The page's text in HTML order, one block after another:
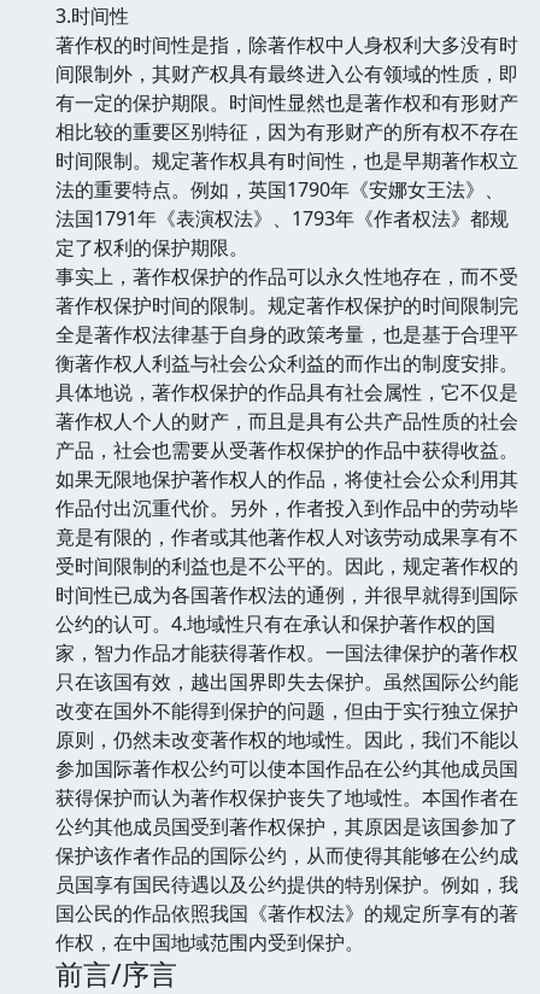
3.时间性
著作权的时间性是指，除著作权中人身权利大多没有时
间限制外，其财产权具有最终进入公有领域的性质，即
有一定的保护期限。时间性显然也是著作权和有形财产
相比较的重要区别特征，因为有形财产的所有权不存在
时间限制。规定著作权具有时间性，也是早期著作权立
法的重要特点。例如，英国1790年《安娜女王法》、
法国1791年《表演权法》、1793年《作者权法》都规
定了权利的保护期限。
事实上，著作权保护的作品可以永久性地存在，而不受
著作权保护时间的限制。规定著作权保护的时间限制完
全是著作权法律基于自身的政策考量，也是基于合理平
衡著作权人利益与社会公众利益的而作出的制度安排。
具体地说，著作权保护的作品具有社会属性，它不仅是
著作权人个人的财产，而且是具有公共产品性质的社会
产品，社会也需要从受著作权保护的作品中获得收益。
如果无限地保护著作权人的作品，将使社会公众利用其
作品付出沉重代价。另外，作者投入到作品中的劳动毕
竟是有限的，作者或其他著作权人对该劳动成果享有不
受时间限制的利益也是不公平的。因此，规定著作权的
时间性已成为各国著作权法的通例，并很早就得到国际
公约的认可。4.地域性只有在承认和保护著作权的国
家，智力作品才能获得著作权。一国法律保护的著作权
只在该国有效，越出国界即失去保护。虽然国际公约能
改变在国外不能得到保护的问题，但由于实行独立保护
原则，仍然未改变著作权的地域性。因此，我们不能以
参加国际著作权公约可以使本国作品在公约其他成员国
获得保护而认为著作权保护丧失了地域性。本国作者在
公约其他成员国受到著作权保护，其原因是该国参加了
保护该作者作品的国际公约，从而使得其能够在公约成
员国享有国民待遇以及公约提供的特别保护。例如，我
国公民的作品依照我国《著作权法》的规定所享有的著
作权，在中国地域范围内受到保护。
前言/序言